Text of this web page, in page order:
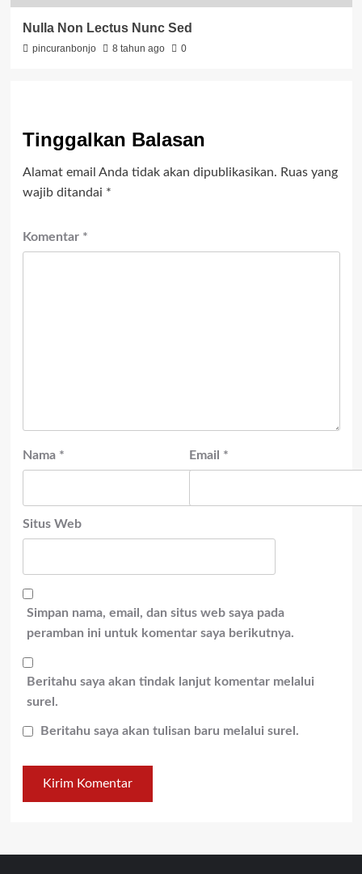
Nulla Non Lectus Nunc Sed
pincuranbonjo 8 tahun ago 0
Tinggalkan Balasan
Alamat email Anda tidak akan dipublikasikan. Ruas yang
wajib ditandai *
Komentar *
Nama * Email *
Situs Web
Simpan nama, email, dan situs web saya pada
peramban ini untuk komentar saya berikutnya.
Beritahu saya akan tindak lanjut komentar melalui
surel.
Beritahu saya akan tulisan baru melalui surel.